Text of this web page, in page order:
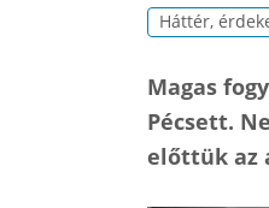
Háttér,
Magas
Pécsett.
előttük az